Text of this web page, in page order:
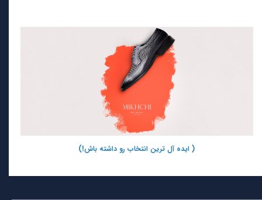
( ایده آل ترین انتخاب رو داشته باش!)